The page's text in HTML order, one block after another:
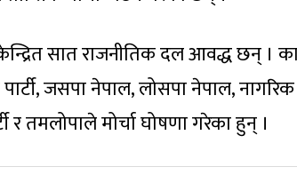
सात राजनीतिक दल आवद्ध छन् ।
जसपा नेपाल, लोसपा नेपाल, नागरिक
र तमलोपाले मोर्चा घोषणा गरेका हुन् ।